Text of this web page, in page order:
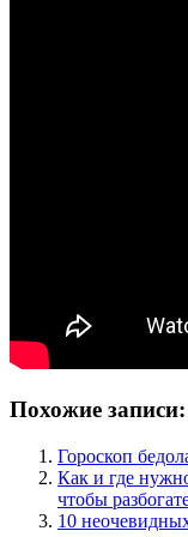
Похожие записи:
Гороскоп
Как и где
чтобы
10